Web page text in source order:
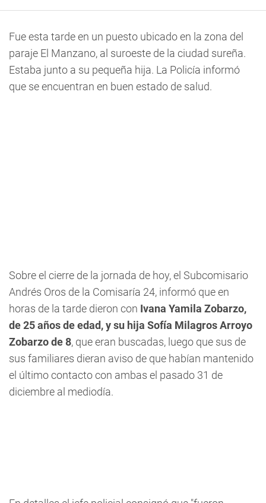
Fue esta tarde en un puesto ubicado en la zona del
paraje El Manzano, al suroeste de la ciudad sureña.
Estaba junto a su pequeña hija. La Policía informó
que se encuentran en buen estado de salud.
Sobre el cierre de la jornada de hoy, el Subcomisario
Andrés Oros de la Comisaría 24, informó que en
horas de la tarde dieron con Ivana Yamila Zobarzo,
de 25 años de edad, y su hija Sofía Milagros Arroyo
Zobarzo de 8, que eran buscadas, luego que sus de
sus familiares dieran aviso de que habían mantenido
el último contacto con ambas el pasado 31 de
diciembre al mediodía.